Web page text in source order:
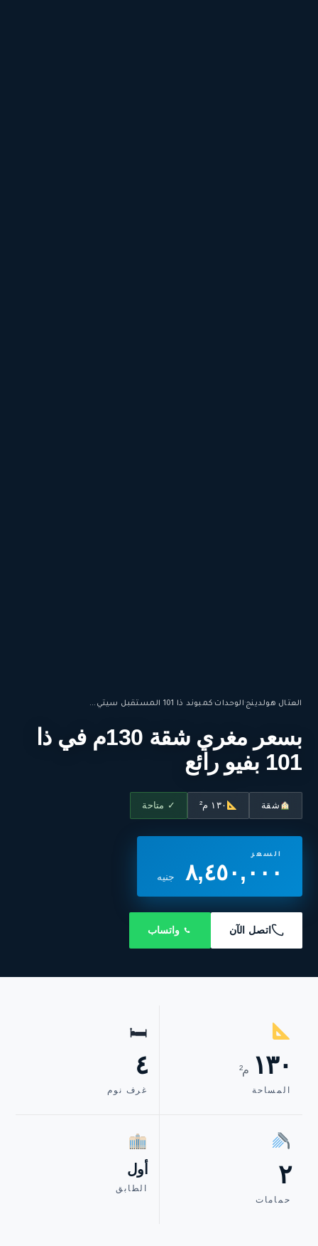
العتال هولدينج·الوحدات·كمبوند ذا 101 المستقبل سيتي...
بسعر مغري شقة 130م في ذا
101 بفيو رائع
شقة ١٣٠ م² ✓ متاحة
السعر
٨,٤٥٠,٠٠٠ جنيه
اتصل الآن واتساب
١٣٠ م²
المساحة
🛏
٤
غرف نوم
٢
حمامات
أول
الطابق